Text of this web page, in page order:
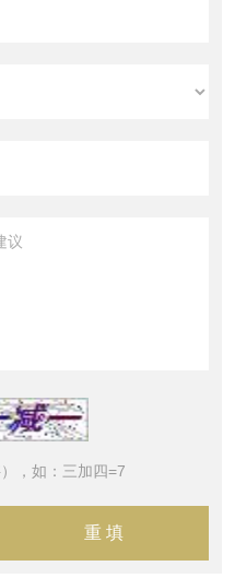
，如：三加四=7